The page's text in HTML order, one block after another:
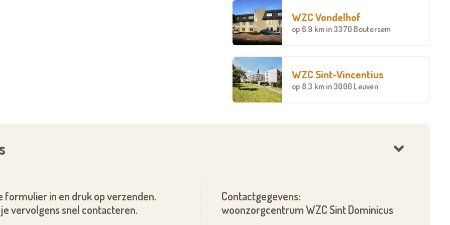
WZC Vondelhof
op 6.9 km in 3370 Boutersem
WZC Sint-Vincentius
op 8.3 km in 3000 Leuven
in en druk op verzenden.
vervolgens snel contacteren.
Contactgegevens:
woonzorgcentrum WZC Sint Dominicus